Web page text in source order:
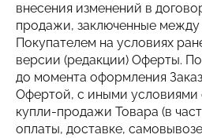
внесения изменений в
продажи, заключенные
Покупателем на условиях
версии (редакции) Оферты.
до момента оформления
Офертой, с иными условиями
купли-продажи Товара (в
оплаты, доставке,